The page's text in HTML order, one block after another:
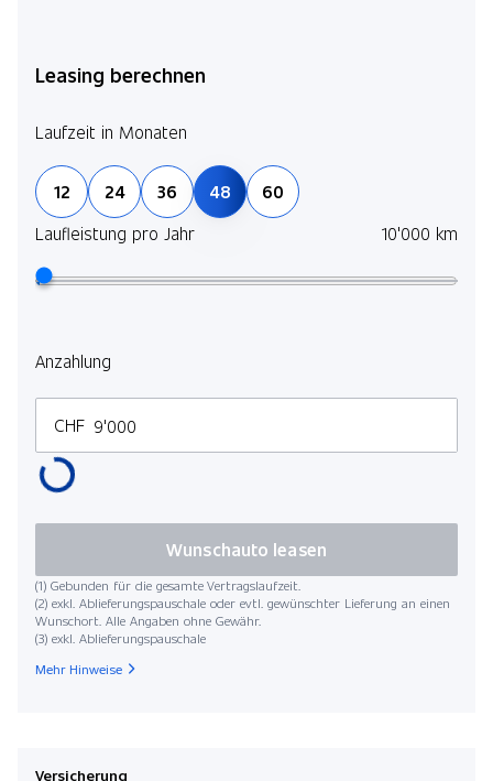
Leasing berechnen
Laufzeit in Monaten
12 24 36 48
60
Laufleistung pro Jahr
10'000 km
Anzahlung
CHF
(1) Gebunden für die gesamte Vertragslaufzeit.
(2) exkl. Ablieferungspauschale oder evtl. gewünschter Lieferung an einen
Wunschort. Alle Angaben ohne Gewähr.
(3) exkl. Ablieferungspauschale
Wunschauto leasen
Mehr Hinweise
Versicherung